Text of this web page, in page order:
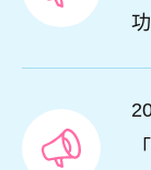
功 北觀處續推照片徵選與外籍青年免